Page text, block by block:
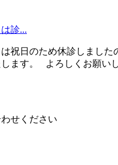
診...
は祝日のため休診しまし
します。 よろしくお願い
せください